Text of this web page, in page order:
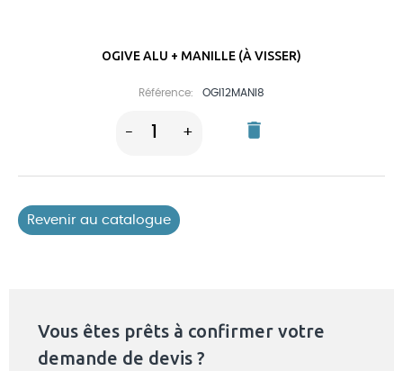
OGIVE ALU + MANILLE (À VISSER)
Référence: OGI12MANI8
- + delete
Revenir au catalogue
Vous êtes prêts à confirmer votre
demande de devis ?